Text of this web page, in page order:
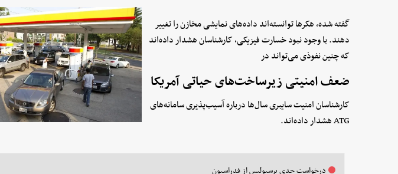
گفته شده، هکرها توانسته‌اند داده‌های نمایشی مخازن را تغییر
دهند. با وجود نبود خسارت فیزیکی، کارشناسان هشدار داده‌اند
که چنین نفوذی می‌تواند در
ضعف امنیتی زیرساخت‌های حیاتی آمریکا
کارشناسان امنیت سایبری سال‌ها درباره آسیب‌پذیری سامانه‌های
ATG هشدار داده‌اند.
درخواست جدی پرسپولیس از فدراسیون